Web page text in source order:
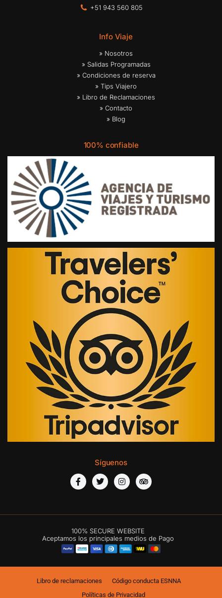
+51 943 560 805
Info Viaje
» Nosotros
» Salidas Programadas
» Condiciones de reserva
» Tips Viajero
» Libro de Reclamaciones
» Contacto
» Blog
100% confiable
Síguenos
100% SECURE WEBSITE
Aceptamos los principales medios de Pago
Libro de reclamaciones
Código conducta ESNNA
Políticas de Privacidad